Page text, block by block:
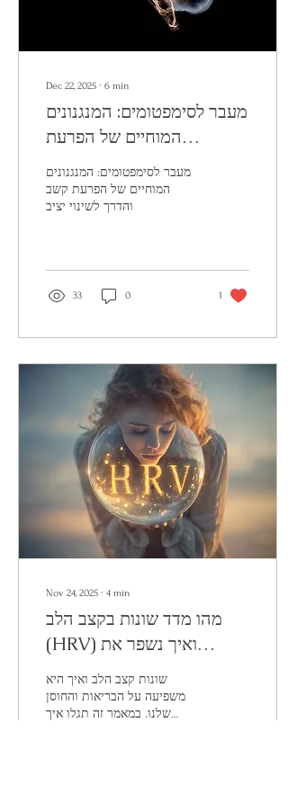
Dec 22, 2025 ∙ 6 min
מעבר לסימפטומים: המנגנונים
המוחיים של הפרעת
קשב והדרך לשינוי יציב
מעבר לסימפטומים: המנגנונים
המוחיים של הפרעת קשב
והדרך לשינוי יציב
33 0 1
Nov 24, 2025 ∙ 4 min
מהו מדד שונות בקצב הלב
(HRV) ואיך נשפר את
הבריאות ואת איכות החיים
בקלות ובחינם באמצעותו
שונות קצב הלב ואיך היא
משפיעה על הבריאות והחוסן
שלנו. במאמר זה תגלו איך